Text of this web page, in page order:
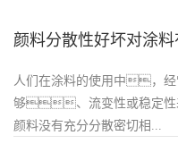
颜料分散性好坏对涂
人们在涂料的使用中，
够、流变性或稳定
颜料没有充分分散密切相...